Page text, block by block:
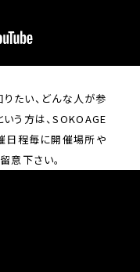
たい、どんな人が参
う方は、SOKOAGE
日程毎に開催場所や
意下さい。